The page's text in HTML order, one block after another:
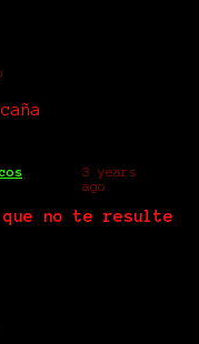
3 years
ago
que no te resulte